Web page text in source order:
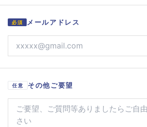
必須 メールアドレス
任意 その他ご要望